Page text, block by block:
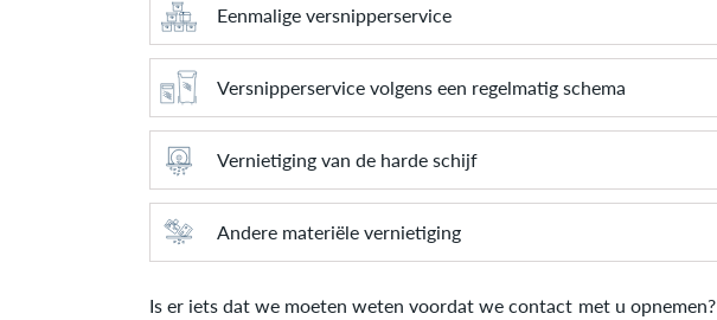
Eenmalige versnipperservice
Versnipperservice volgens een regelmatig schema
Vernietiging van de harde schijf
Andere materiële vernietiging
Is er iets dat we moeten weten voordat we contact met u opnemen?